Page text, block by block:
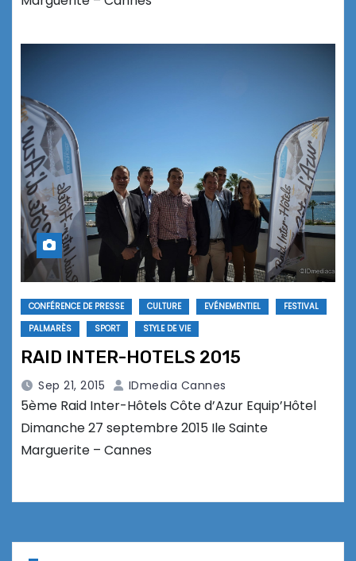
CONFÉRENCE DE PRESSE CULTURE EVÉNEMENTIEL
FESTIVAL
PALMARÈS
SPORT STYLE DE VIE
RAID INTER-HOTELS 2015
Sep 21, 2015 IDmedia Cannes
5ème Raid Inter-Hôtels Côte d’Azur Equip’Hôtel
Dimanche 27 septembre 2015 Ile Sainte
Marguerite – Cannes